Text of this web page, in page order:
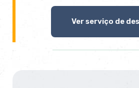
Ver serviço de